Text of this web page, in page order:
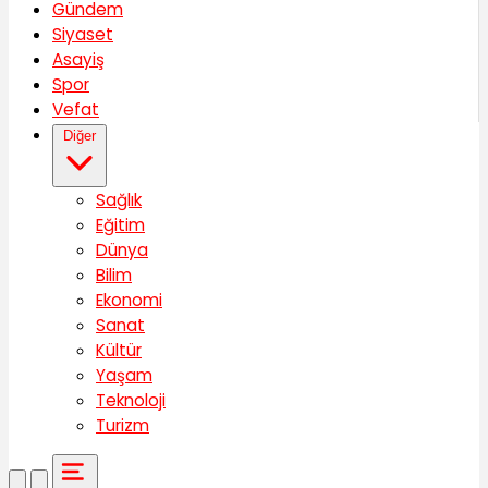
Gündem
Siyaset
Asayiş
Spor
Vefat
Diğer
Sağlık
Eğitim
Dünya
Bilim
Ekonomi
Sanat
Kültür
Yaşam
Teknoloji
Turizm